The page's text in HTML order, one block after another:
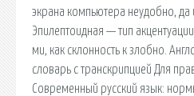
экрана компьютера неудобно, да
Эпилептоидная — тип
ми, как склонность к злобно.
словарь с транскрипцией Для
Современный русский язык: